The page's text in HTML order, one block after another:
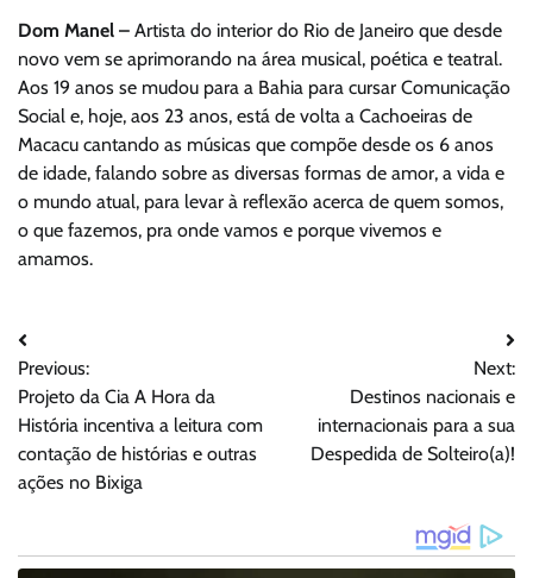
Dom Manel – Artista do interior do Rio de Janeiro que desde
novo vem se aprimorando na área musical, poética e teatral.
Aos 19 anos se mudou para a Bahia para cursar Comunicação
Social e, hoje, aos 23 anos, está de volta a Cachoeiras de
Macacu cantando as músicas que compõe desde os 6 anos
de idade, falando sobre as diversas formas de amor, a vida e
o mundo atual, para levar à reflexão acerca de quem somos,
o que fazemos, pra onde vamos e porque vivemos e
amamos.
Navegação
de
Post
Previous:
Projeto da Cia A Hora da
História incentiva a leitura com
contação de histórias e outras
ações no Bixiga
Next:
Destinos nacionais e
internacionais para a sua
Despedida de Solteiro(a)!